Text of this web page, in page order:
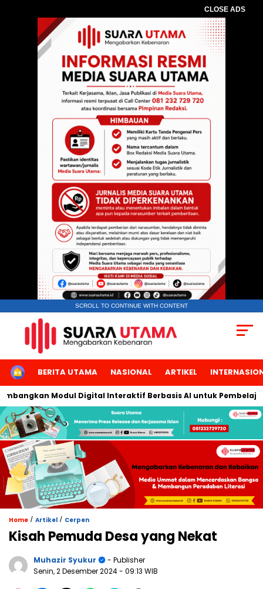
CLOSE ADS
SCROLL TO CONTINUE WITH CONTENT
HOMEBERITA UTAMA NASIONAL ARTIKEL
Modul Digital Interaktif Berbasis AI untuk
Home / Artikel / Cerpen
Kisah Pemuda Desa yang Nekat
Muhazir Syukur
- Publisher
Senin, 2 Desember 2024- 09:13 WIB